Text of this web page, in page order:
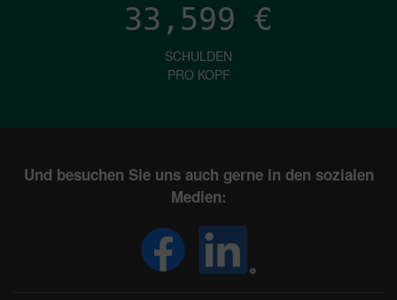
33,599 €
SCHULDEN
PRO KOPF
Und besuchen Sie uns auch gerne in den sozialen
Medien: